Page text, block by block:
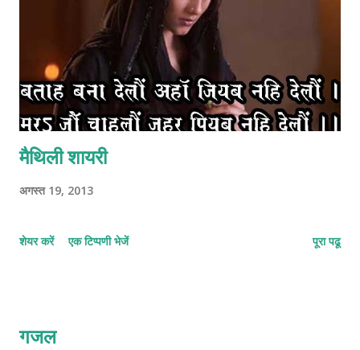
मैथिली शायरी
अगस्त 19, 2013
शेयर करें एक टिप्पणी भेजें पूरा पढू
गजल